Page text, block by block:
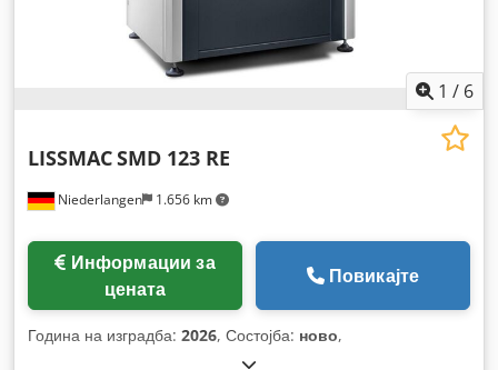
1 / 6
Niederlangen 1.656 km
LISSMACSMD 123 RE
цената
Повикајте
Година на изградба: 2026, Состојба: ново,